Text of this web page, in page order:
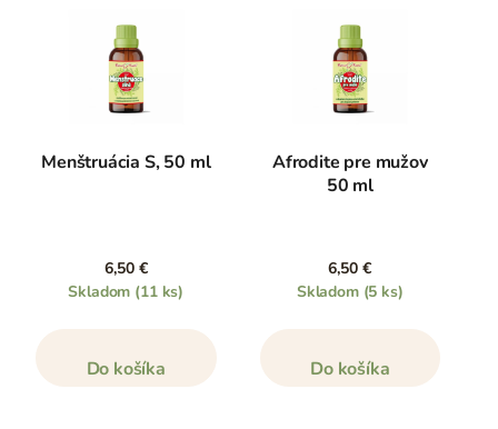
Menštruácia S, 50 ml
6,50 €
Skladom (11 ks)
Do košíka
Afrodite pre mužov
50 ml
6,50 €
Skladom (5 ks)
Do košíka